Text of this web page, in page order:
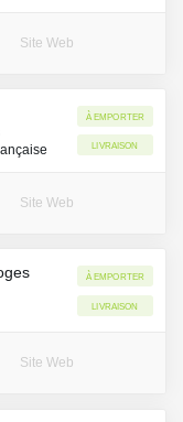
Site Web
À emporter
Livraison
Site Web
À emporter
Livraison
Site Web